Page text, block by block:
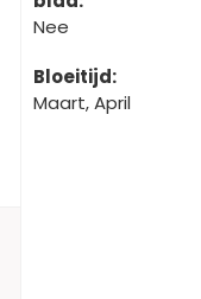
Nee
Bloeitijd:
Maart, April